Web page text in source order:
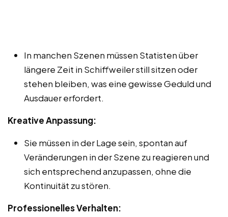
In manchen Szenen müssen Statisten über
längere Zeit in Schiffweiler still sitzen oder
stehen bleiben, was eine gewisse Geduld und
Ausdauer erfordert.
Kreative Anpassung:
Sie müssen in der Lage sein, spontan auf
Veränderungen in der Szene zu reagieren und
sich entsprechend anzupassen, ohne die
Kontinuität zu stören.
Professionelles Verhalten: